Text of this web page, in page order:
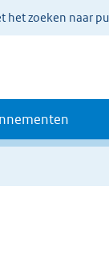
zoeken naar